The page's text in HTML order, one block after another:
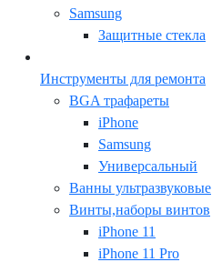
Samsung
Защитные стекла
Инструменты для ремонта
BGA трафареты
iPhone
Samsung
Универсальный
Ванны ультразвуковые
Винты,наборы винтов
iPhone 11
iPhone 11 Pro